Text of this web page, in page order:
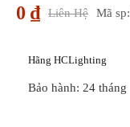
0 ₫ Liên Hệ Mã
Hãng HCLighting
Bảo hành: 24 tháng